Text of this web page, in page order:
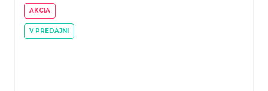
AKCIA
V PREDAJNI